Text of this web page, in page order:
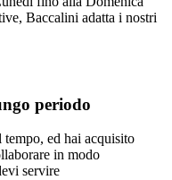
Baccalini adatta i nostri
periodo
tempo, ed hai acquisito
in modo
servire